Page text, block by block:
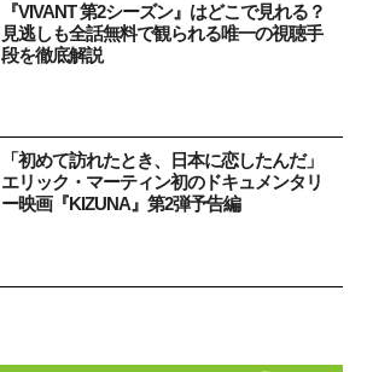
『VIVANT 第2シーズン』はどこで見れる？
見逃しも全話無料で観られる唯一の視聴手
段を徹底解説
「初めて訪れたとき、日本に恋したんだ」
エリック・マーティン初のドキュメンタリ
ー映画『KIZUNA』第2弾予告編